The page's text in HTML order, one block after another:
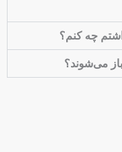
چه کنم؟
می‌شوند؟